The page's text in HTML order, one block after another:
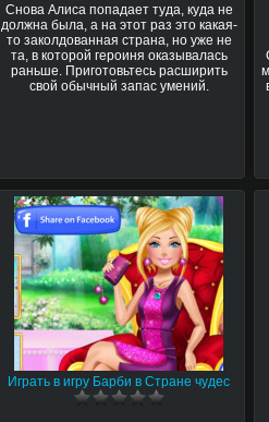
Снова Алиса попадает туда, куда не
должна была, а на этот раз это какая-
то заколдованная страна, но уже не
та, в которой героиня оказывалась
раньше. Приготовьтесь расширить
свой обычный запас умений.
Играть в игру Барби в Стране чудес